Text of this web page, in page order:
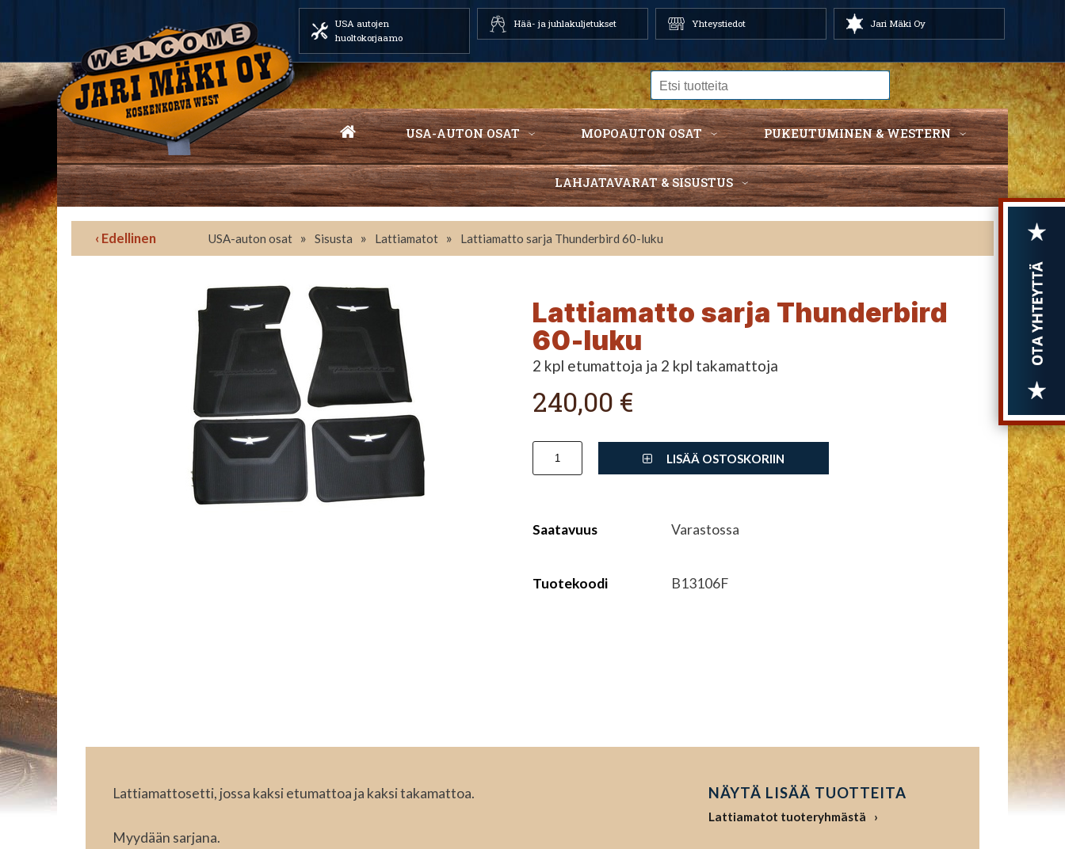
USA autojen
huoltokorjaamo
Hää- ja juhlakuljetukset Yhteystiedot Jari Mäki Oy
USA-AUTON OSAT MOPOAUTON OSAT PUKEUTUMINEN & WESTERN
LAHJATAVARAT & SISUSTUS
‹ Edellinen USA-auton osat » Sisusta » Lattiamatot » Lattiamatto sarja Thunderbird 60-luku
Lattiamatto sarja Thunderbird
60-luku
2 kpl etumattoja ja 2 kpl takamattoja
240,00 €
LISÄÄ OSTOSKORIIN
Saatavuus Varastossa
Tuotekoodi B13106F
Lattiamattosetti, jossa kaksi etumattoa ja kaksi takamattoa.
Myydään sarjana.
NÄYTÄ LISÄÄ TUOTTEITA
Lattiamatot tuoteryhmästä